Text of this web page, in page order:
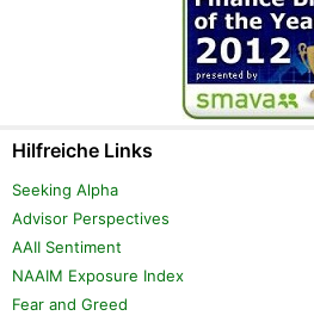
Hilfreiche Links
Seeking Alpha
Advisor Perspectives
AAII Sentiment
NAAIM Exposure Index
Fear and Greed